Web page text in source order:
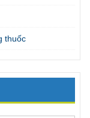
thuốc